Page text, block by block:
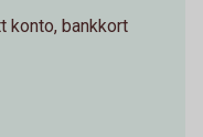
konto, bankkort